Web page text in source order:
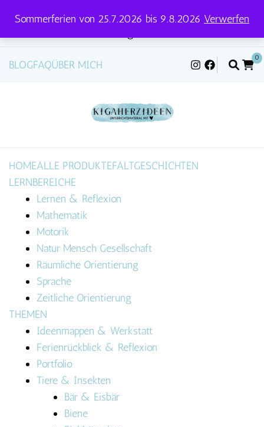
Sommerferien von 25.7.2026 bis 9.8.2026 Verwerfen
Versandtage für Pakete und Briefe: Mittwoch &
BLOGFAQÜBER MICH
0
HOMEALLE PRODUKTEFALTGESCHICHTEN
LERNBEREICHE
Lernen & Reflexion
Mathematik
Motorik
Natur Mensch Gesellschaft
Räumliche Orientierung
Sprache
Zeitliche Orientierung
THEMEN
Ideenmappen & Werkstatt
Ferienrückblick & Reflexion
Portfolio
Tiere & Insekten
Bär & Eisbär
Biene